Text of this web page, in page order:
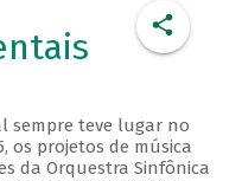
sempre teve lugar no
os projetos de música
da Orquestra Sinfônica